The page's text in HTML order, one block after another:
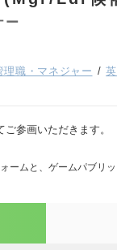
ー
理職・マネジャー
参画いただきます。
ームと、ゲームパブリッ